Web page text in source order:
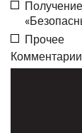
Прочее